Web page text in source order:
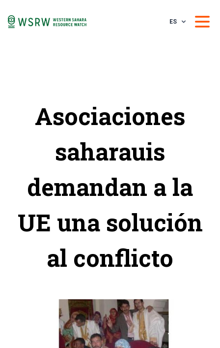
ES
Asociaciones
saharauis
demandan a la
UE una solución
al conflicto